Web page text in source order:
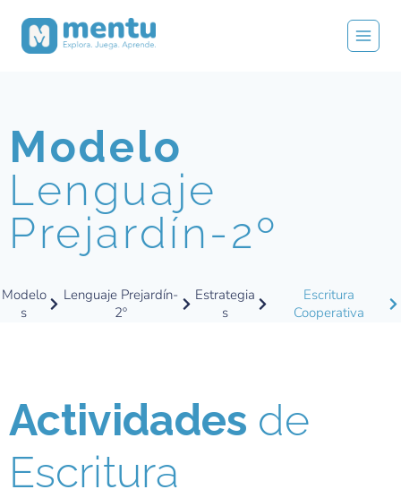
Modelo
Lenguaje
Prejardín-2º
Modelo
s
Lenguaje Prejardín-
2º
Estrategia
s
Escritura
Cooperativa
Actividades de
Escritura